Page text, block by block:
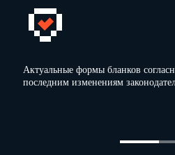
Актуальные формы бланков
последним изменениям